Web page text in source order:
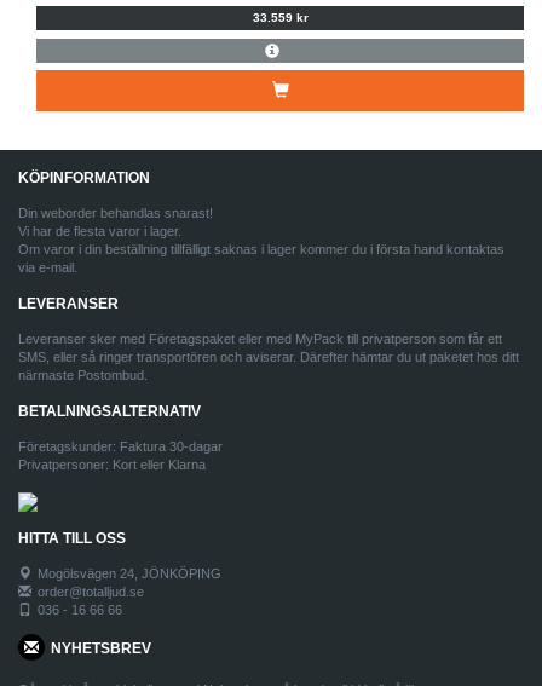
33.559 kr
KÖPINFORMATION
Din weborder behandlas snarast!
Vi har de flesta varor i lager.
Om varor i din beställning tillfälligt saknas i lager kommer du i första hand kontaktas
via e-mail.
LEVERANSER
Leveranser sker med Företagspaket eller med MyPack till privatperson som får ett
SMS, eller så ringer transportören och aviserar. Därefter hämtar du ut paketet hos ditt
närmaste Postombud.
BETALNINGSALTERNATIV
Företagskunder: Faktura 30-dagar
Privatpersoner: Kort eller Klarna
HITTA TILL OSS
Mogölsvägen 24, JÖNKÖPING
order@totalljud.se
036 - 16 66 66
NYHETSBREV